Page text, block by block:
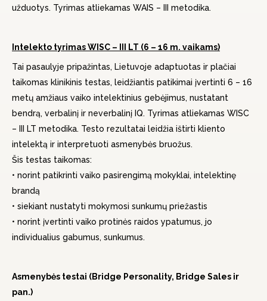
užduotys. Tyrimas atliekamas WAIS – III metodika.
Intelekto tyrimas WISC – III LT (6 – 16 m. vaikams)
Tai pasaulyje pripažintas, Lietuvoje adaptuotas ir plačiai
taikomas klinikinis testas, leidžiantis patikimai įvertinti 6 – 16
metų amžiaus vaiko intelektinius gebėjimus, nustatant
bendrą, verbalinį ir neverbalinį IQ. Tyrimas atliekamas WISC
– III LT metodika. Testo rezultatai leidžia ištirti kliento
intelektą ir interpretuoti asmenybės bruožus.
Šis testas taikomas:
• norint patikrinti vaiko pasirengimą mokyklai, intelektinę
brandą
• siekiant nustatyti mokymosi sunkumų priežastis
• norint įvertinti vaiko protinės raidos ypatumus, jo
individualius gabumus, sunkumus.
Asmenybės testai (Bridge Personality, Bridge Sales ir
pan.)